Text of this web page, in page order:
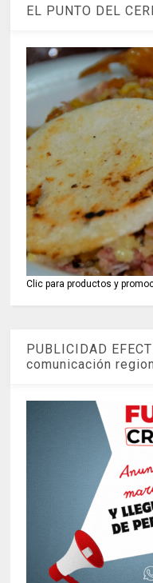
EL PUNTO DEL
Clic para productos y
PUBLICIDAD
comunicación